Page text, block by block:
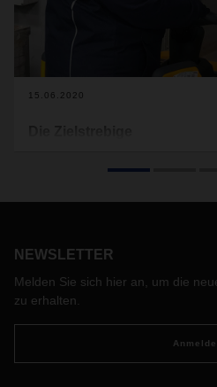
15.06.2020
Frauen sind.
NEWSLETTER
Melden Sie sich hier an, um die
zu erhalten.